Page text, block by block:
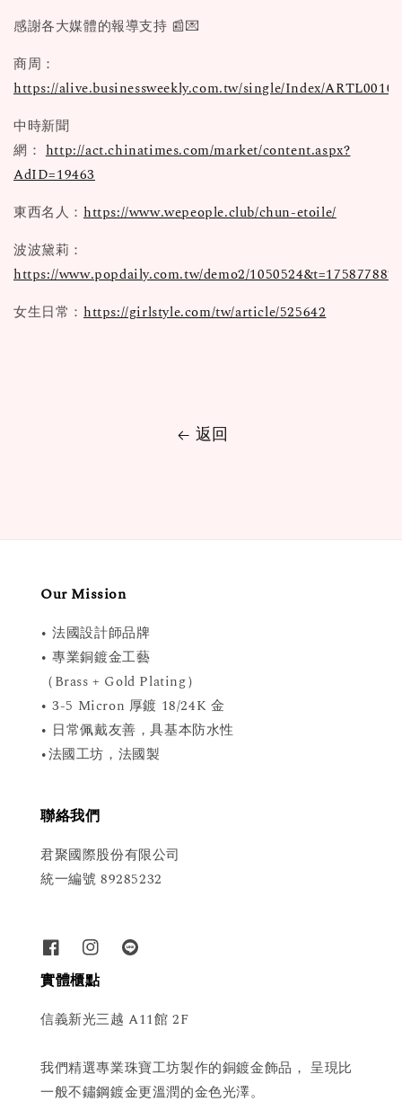
感謝各大媒體的報導支持 📰💌
商周：
https://alive.businessweekly.com.tw/single/Index/
中時新聞
網： http://act.chinatimes.com/market/content.aspx?
AdID=19463
東西名人： https://www.wepeople.club/chun-etoile/
波波黛莉：
https://www.popdaily.com.tw/demo2/
女生日常： https://girlstyle.com/tw/article/525642
返回
Our Mission
• 法國設計師品牌
• 專業銅鍍金工藝
（Brass + Gold Plating）
• 3-5 Micron 厚鍍 18/24K 金
• 日常佩戴友善，具基本防水性
•法國工坊，法國製
聯絡我們
君聚國際股份有限公司
統一編號 89285232
實體櫃點
信義新光三越 A11館 2F
我們精選專業珠寶工坊製作的銅鍍金飾品， 呈現比
一般不鏽鋼鍍金更溫潤的金色光澤。